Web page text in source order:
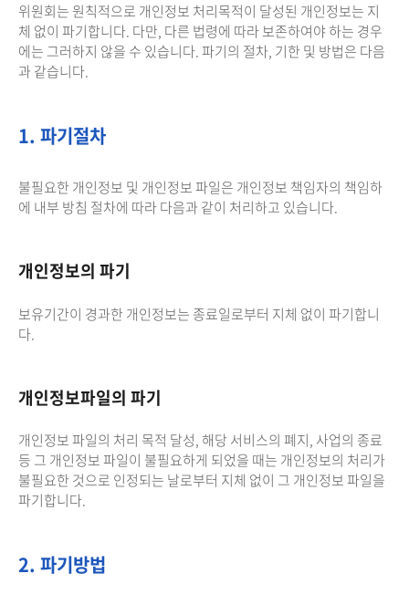
위원회는 원칙적으로 개인정보 처리목적이 달성된 개인정보는 지
체 없이 파기합니다. 다만, 다른 법령에 따라 보존하여야 하는 경우
에는 그러하지 않을 수 있습니다. 파기의 절차, 기한 및 방법은 다음
과 같습니다.
1. 파기절차
불필요한 개인정보 및 개인정보 파일은 개인정보 책임자의 책임하
에 내부 방침 절차에 따라 다음과 같이 처리하고 있습니다.
개인정보의 파기
보유기간이 경과한 개인정보는 종료일로부터 지체 없이 파기합니
다.
개인정보파일의 파기
개인정보 파일의 처리 목적 달성, 해당 서비스의 폐지, 사업의 종료
등 그 개인정보 파일이 불필요하게 되었을 때는 개인정보의 처리가
불필요한 것으로 인정되는 날로부터 지체 없이 그 개인정보 파일을
파기합니다.
2. 파기방법